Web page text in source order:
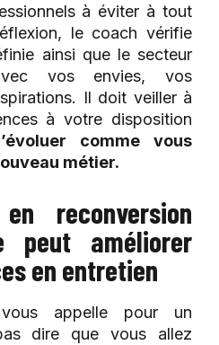
à éviter à tout
le coach vérifie
ainsi que le secteur
vos envies, vos
Il doit veiller à
à votre disposition
comme vous
métier.
reconversion
peut améliorer
en entretien
vous appelle pour un
dire que vous allez